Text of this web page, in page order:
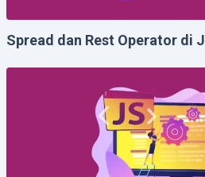
Spread dan Rest Operator di